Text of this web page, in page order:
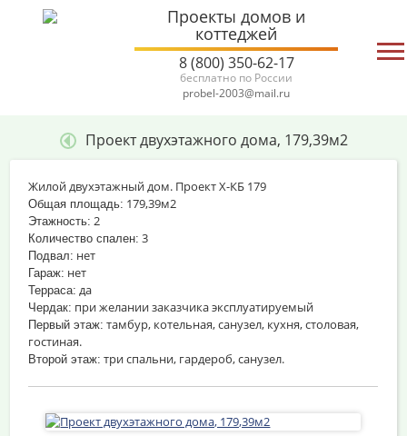
Проекты домов и
коттеджей
8 (800) 350-62-17
бесплатно по России
probel-2003@mail.ru
Проект двухэтажного дома, 179,39м2
Жилой двухэтажный дом. Проект Х-КБ 179
Общая площадь: 179,39м2
Этажность: 2
Количество спален: 3
Подвал: нет
Гараж: нет
Терраса: да
Чердак: при желании заказчика эксплуатируемый
Первый этаж: тамбур, котельная, санузел, кухня, столовая,
гостиная.
Второй этаж: три спальни, гардероб, санузел.